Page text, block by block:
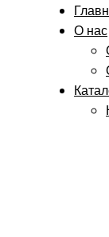
О нас